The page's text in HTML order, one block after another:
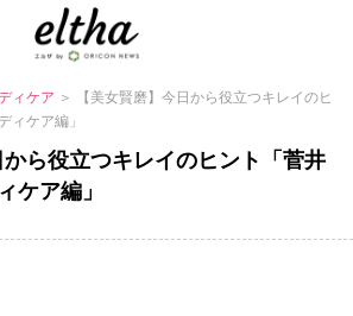
ィケア ＞ 【美女賢磨】今日から役立つキレイのヒ
ィケア編」
から役立つキレイのヒント「菅井
ケア編」